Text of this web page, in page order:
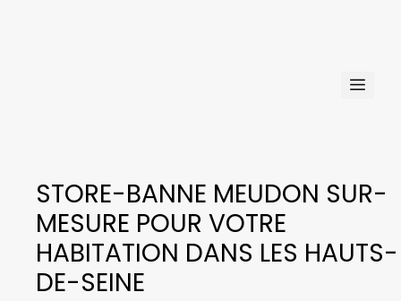
STORE-BANNE MEUDON SUR-
MESURE POUR VOTRE
HABITATION DANS LES HAUTS-
DE-SEINE